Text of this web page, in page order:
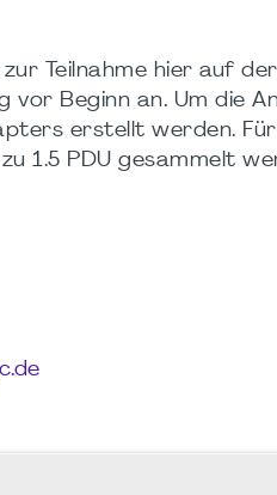
Teilnahme hier auf
Beginn an. Um die
erstellt werden. Für
1.5 PDU gesammelt